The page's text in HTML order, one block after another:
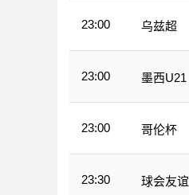
23:00 乌兹超
23:00 墨西U21
23:00 哥伦杯
23:30 球会友谊